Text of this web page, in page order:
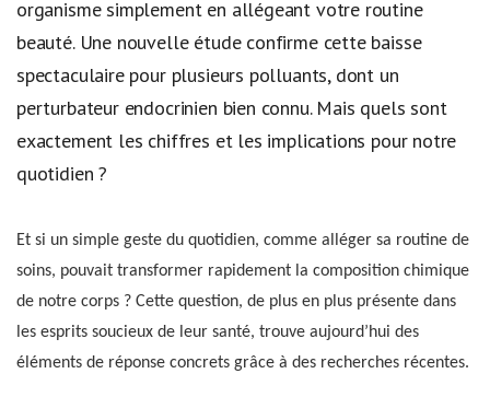
organisme simplement en allégeant votre routine
beauté. Une nouvelle étude confirme cette baisse
spectaculaire pour plusieurs polluants, dont un
perturbateur endocrinien bien connu. Mais quels sont
exactement les chiffres et les implications pour notre
quotidien ?
Et si un simple geste du quotidien, comme alléger sa routine de
soins, pouvait transformer rapidement la composition chimique
de notre corps ? Cette question, de plus en plus présente dans
les esprits soucieux de leur santé, trouve aujourd’hui des
éléments de réponse concrets grâce à des recherches récentes.